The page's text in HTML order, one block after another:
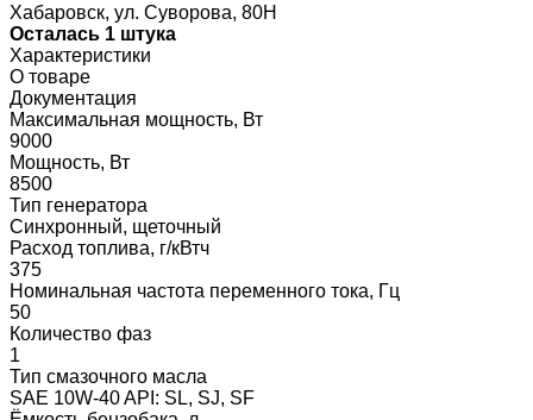
Хабаровск, ул. Суворова, 80Н
Осталась 1 штука
Характеристики
О товаре
Документация
Максимальная мощность, Вт
9000
Мощность, Вт
8500
Тип генератора
Синхронный, щеточный
Расход топлива, г/кВтч
375
Номинальная частота переменного тока, Гц
50
Количество фаз
1
Тип смазочного масла
SAE 10W-40 API: SL, SJ, SF